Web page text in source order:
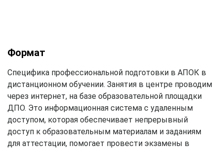
Формат
Специфика профессиональной подготовки в АПОК в
дистанционном обучении. Занятия в центре проводим
через интернет, на базе образовательной площадки
ДПО. Это информационная система с удаленным
доступом, которая обеспечивает непрерывный
доступ к образовательным материалам и заданиям
для аттестации, помогает провести экзамены в